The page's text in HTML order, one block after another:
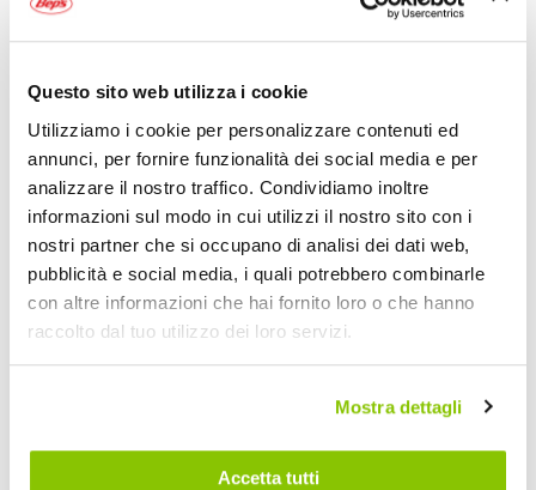
Questo sito web utilizza i cookie
Utilizziamo i cookie per personalizzare contenuti ed
annunci, per fornire funzionalità dei social media e per
analizzare il nostro traffico. Condividiamo inoltre
informazioni sul modo in cui utilizzi il nostro sito con i
nostri partner che si occupano di analisi dei dati web,
pubblicità e social media, i quali potrebbero combinarle
con altre informazioni che hai fornito loro o che hanno
raccolto dal tuo utilizzo dei loro servizi.
Mostra dettagli
Accetta tutti